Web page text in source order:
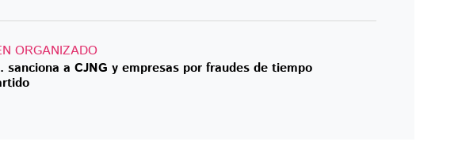
ORGANIZADO
sanciona a CJNG y empresas por fraudes de tiempo